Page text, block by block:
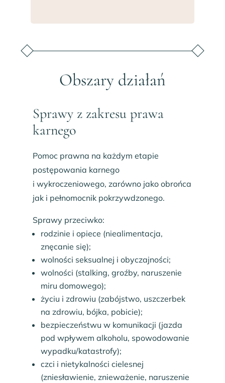
Obszary działań
Sprawy z zakresu prawa
karnego
Pomoc prawna na każdym etapie
postępowania karnego
i wykroczeniowego, zarówno jako obrońca
jak i pełnomocnik pokrzywdzonego.
Sprawy przeciwko:
rodzinie i opiece (niealimentacja,
znęcanie się);
wolności seksualnej i obyczajności;
wolności (stalking, groźby, naruszenie
miru domowego);
życiu i zdrowiu (zabójstwo, uszczerbek
na zdrowiu, bójka, pobicie);
bezpieczeństwu w komunikacji (jazda
pod wpływem alkoholu, spowodowanie
wypadku/katastrofy);
czci i nietykalności cielesnej
(zniesławienie, znieważenie, naruszenie